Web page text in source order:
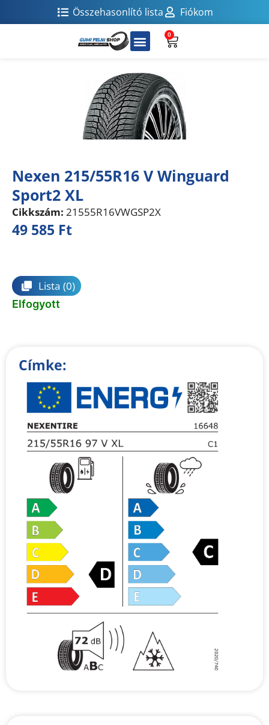
Összehasonlító lista Fiókom
0
Nexen 215/55R16 V Winguard
Sport2 XL
Cikkszám: 21555R16VWGSP2X
49 585 Ft
Lista (0)
Elfogyott
Címke: